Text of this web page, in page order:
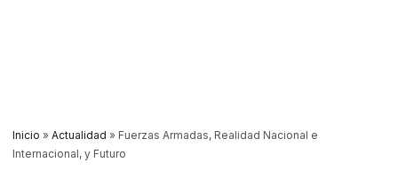
Inicio » Actualidad » Fuerzas Armadas, Realidad Nacional e
Internacional, y Futuro